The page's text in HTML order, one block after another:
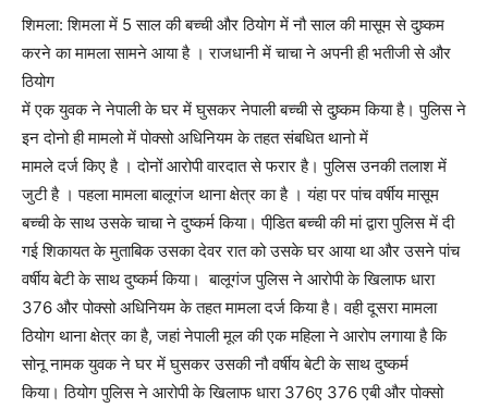
शिमला: शिमला में 5 साल की बच्ची और ठियोग में नौ साल की मासूम से दुष्र्कम
करने का मामला सामने आया है । राजधानी में चाचा ने अपनी ही भतीजी से और
ठियोग
में एक युवक ने नेपाली के घर में घुसकर नेपाली बच्ची से दुष्र्कम किया है। पुलिस ने
इन दोनो ही मामलो में पोक्सो अधिनियम के तहत संबधित थानो में
मामले दर्ज किए है । दोनों आरोपी वारदात से फरार है। पुलिस उनकी तलाश में
जुटी है । पहला मामला बालूगंज थाना क्षेत्र का है । यंहा पर पांच वर्षीय मासूम
बच्ची के साथ उसके चाचा ने दुष्कर्म किया। पीडि़त बच्ची की मां द्वारा पुलिस में दी
गई शिकायत के मुताबिक उसका देवर रात को उसके घर आया था और उसने पांच
वर्षीय बेटी के साथ दुष्कर्म किया। बालूगंज पुलिस ने आरोपी के खिलाफ धारा
376 और पोक्सो अधिनियम के तहत मामला दर्ज किया है। वही दूसरा मामला
ठियोग थाना क्षेत्र का है, जहां नेपाली मूल की एक महिला ने आरोप लगाया है कि
सोनू नामक युवक ने घर में घुसकर उसकी नौ वर्षीय बेटी के साथ दुष्कर्म
किया। ठियोग पुलिस ने आरोपी के खिलाफ धारा 376ए 376 एबी और पोक्सो